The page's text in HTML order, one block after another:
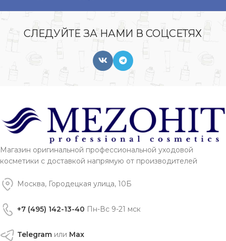
СЛЕДУЙТЕ ЗА НАМИ В СОЦСЕТЯХ
Магазин оригинальной профессиональной уходовой
косметики с доставкой напрямую от производителей
Москва, Городецкая улица, 10Б
+7 (495) 142-13-40 Пн-Вс 9-21 мск
Telegram или Max